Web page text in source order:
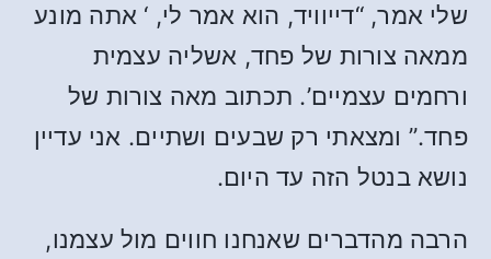
שלי אמר, “דייוויד, הוא אמר לי, ‘ אתה מונע
ממאה צורות של פחד, אשליה עצמית
ורחמים עצמיים’. תכתוב מאה צורות של
פחד.” ומצאתי רק שבעים ושתיים. אני עדיין
נושא בנטל הזה עד היום.
הרבה מהדברים שאנחנו חווים מול עצמנו,